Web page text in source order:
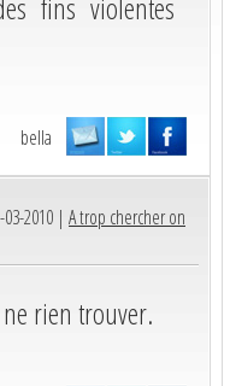
bella
2010 | A trop chercher on
rien trouver.